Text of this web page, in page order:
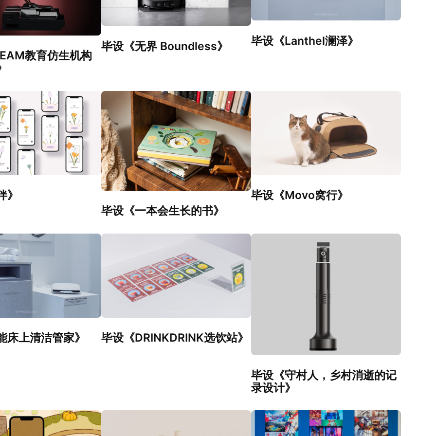
教育仿生机构
毕设《无界 Boundless》 毕设《Lanthel澜泽》
毕设《一本会生长的书》
毕设《Movo窝行》
床上清洁管家》 毕设《DRINKDRINK选饮站》
毕设《守村人，乡村消逝的记
录设计》